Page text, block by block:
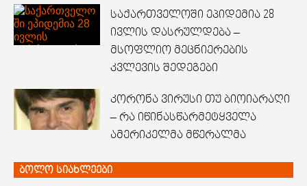
საქართველოში ეპიდემია 28
ივლის დასრულდება –
მსოფლიო მეცნიერების
კვლევის შედეგები
კორონა ვირუსი თუ ბიოიარაღი
– რა იწინასწარმეტყველა
ამერიკელმა მწერალმა
ბოლო სიახლეები